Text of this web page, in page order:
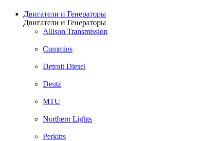
Двигатели и Генераторы
Двигатели и Генераторы
Allison Transmission
Cummins
Detroit Diesel
Deutz
MTU
Northern Lights
Perkins